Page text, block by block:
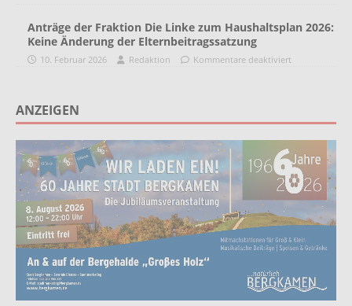
Anträge der Fraktion Die Linke zum Haushaltsplan 2026:
Keine Änderung der Elternbeitragssatzung
10. Februar 2026 Redaktion Kommentare deaktiviert
ANZEIGEN